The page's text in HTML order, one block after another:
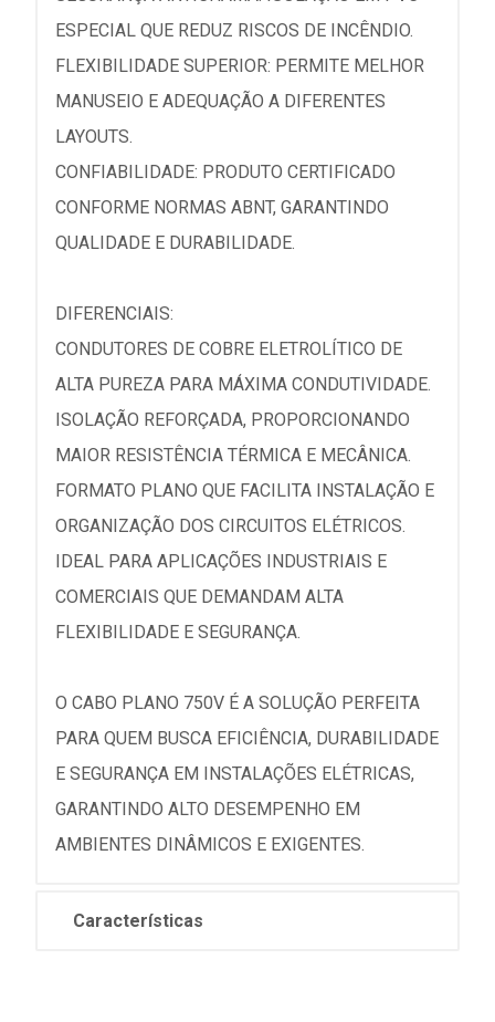
ESPECIAL QUE REDUZ RISCOS DE INCÊNDIO.
FLEXIBILIDADE SUPERIOR: PERMITE MELHOR
MANUSEIO E ADEQUAÇÃO A DIFERENTES
LAYOUTS.
CONFIABILIDADE: PRODUTO CERTIFICADO
CONFORME NORMAS ABNT, GARANTINDO
QUALIDADE E DURABILIDADE.
DIFERENCIAIS:
CONDUTORES DE COBRE ELETROLÍTICO DE
ALTA PUREZA PARA MÁXIMA CONDUTIVIDADE.
ISOLAÇÃO REFORÇADA, PROPORCIONANDO
MAIOR RESISTÊNCIA TÉRMICA E MECÂNICA.
FORMATO PLANO QUE FACILITA INSTALAÇÃO E
ORGANIZAÇÃO DOS CIRCUITOS ELÉTRICOS.
IDEAL PARA APLICAÇÕES INDUSTRIAIS E
COMERCIAIS QUE DEMANDAM ALTA
FLEXIBILIDADE E SEGURANÇA.
O CABO PLANO 750V É A SOLUÇÃO PERFEITA
PARA QUEM BUSCA EFICIÊNCIA, DURABILIDADE
E SEGURANÇA EM INSTALAÇÕES ELÉTRICAS,
GARANTINDO ALTO DESEMPENHO EM
AMBIENTES DINÂMICOS E EXIGENTES.
Características